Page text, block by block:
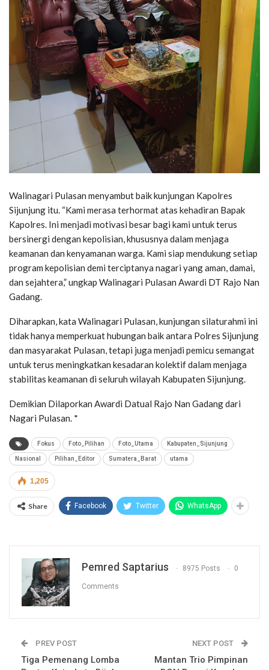
Walinagari Pulasan menyambut baik kunjungan Kapolres
Sijunjung itu. “Kami merasa terhormat atas kehadiran Bapak
Kapolres. Ini menjadi motivasi besar bagi kami untuk terus
bersinergi dengan kepolisian, khususnya dalam menjaga
keamanan dan kenyamanan warga. Kami siap mendukung setiap
program kepolisian demi terciptanya nagari yang aman, damai,
dan sejahtera,” ungkap Walinagari Pulasan Awardi DT Rajo Nan
Gadang.
Diharapkan, kata Walinagari Pulasan, kunjungan silaturahmi ini
tidak hanya memperkuat hubungan baik antara Polres Sijunjung
dan masyarakat Pulasan, tetapi juga menjadi pemicu semangat
untuk terus meningkatkan kesadaran kolektif dalam menjaga
stabilitas keamanan di seluruh wilayah Kabupaten Sijunjung.
Demikian Dilaporkan Awardi Datual Rajo Nan Gadang dari
Nagari Pulasan. *
Fokus Foto_Pilihan Foto_Utama Kabupaten_Sijunjung
Nasional Pilihan_Editor Sumatera_Barat utama
1,205
Share Facebook Twitter WhatsApp
Pemred Saptarius 8975 Posts 0
Comments
PREV POST
Tiga Pemenang Lomba
NEXT POST
Mantan Trio Pimpinan